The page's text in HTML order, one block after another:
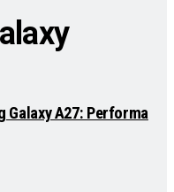
Galaxy A27: Performa